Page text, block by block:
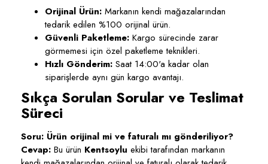
Orijinal Ürün: Markanın kendi mağazalarından
tedarik edilen %100 orijinal ürün.
Güvenli Paketleme: Kargo sürecinde zarar
görmemesi için özel paketleme teknikleri.
Hızlı Gönderim: Saat 14:00'a kadar olan
siparişlerde aynı gün kargo avantajı.
Sıkça Sorulan Sorular ve Teslimat
Süreci
Soru: Ürün orijinal mi ve faturalı mı gönderiliyor?
Cevap: Bu ürün Kentsoylu ekibi tarafından markanın